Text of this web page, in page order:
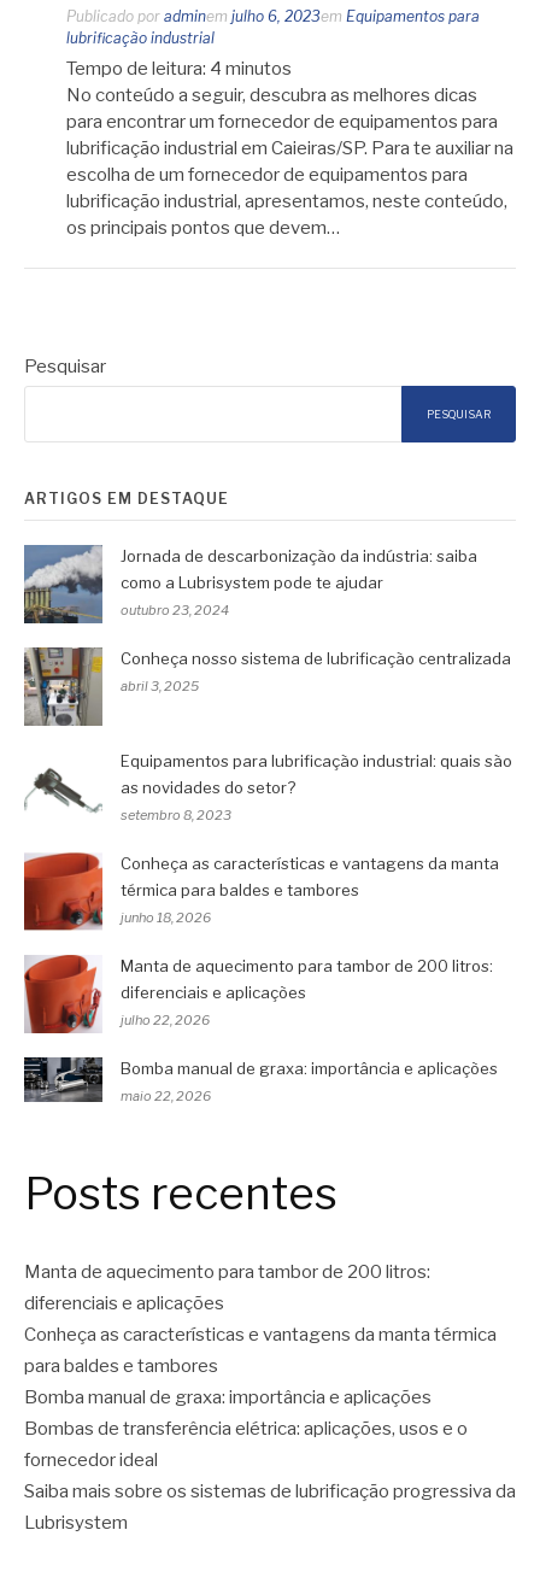
Publicado por adminem julho 6, 2023em Equipamentos para
lubrificação industrial
Tempo de leitura: 4 minutos
No conteúdo a seguir, descubra as melhores dicas
para encontrar um fornecedor de equipamentos para
lubrificação industrial em Caieiras/SP. Para te auxiliar na
escolha de um fornecedor de equipamentos para
lubrificação industrial, apresentamos, neste conteúdo,
os principais pontos que devem…
Pesquisar
PESQUISAR
ARTIGOS EM DESTAQUE
Jornada de descarbonização da indústria: saiba
como a Lubrisystem pode te ajudar
outubro 23, 2024
Conheça nosso sistema de lubrificação centralizada
abril 3, 2025
Equipamentos para lubrificação industrial: quais são
as novidades do setor?
setembro 8, 2023
Conheça as características e vantagens da manta
térmica para baldes e tambores
junho 18, 2026
Manta de aquecimento para tambor de 200 litros:
diferenciais e aplicações
julho 22, 2026
Bomba manual de graxa: importância e aplicações
maio 22, 2026
Posts recentes
Manta de aquecimento para tambor de 200 litros:
diferenciais e aplicações
Conheça as características e vantagens da manta térmica
para baldes e tambores
Bomba manual de graxa: importância e aplicações
Bombas de transferência elétrica: aplicações, usos e o
fornecedor ideal
Saiba mais sobre os sistemas de lubrificação progressiva da
Lubrisystem